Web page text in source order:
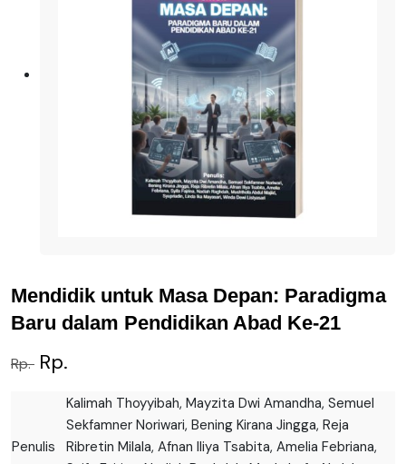
Mendidik untuk Masa Depan: Paradigma
Baru dalam Pendidikan Abad Ke-21
Rp. Rp.
Penulis
Kalimah Thoyyibah, Mayzita Dwi Amandha, Semuel
Sekfamner Noriwari, Bening Kirana Jingga, Reja
Ribretin Milala, Afnan Iliya Tsabita, Amelia Febriana,